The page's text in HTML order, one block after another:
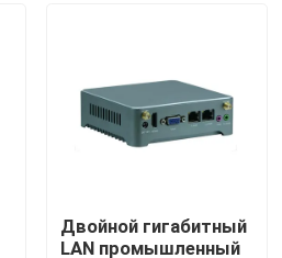
ПК
Двойной гигабитный
LAN промышленный